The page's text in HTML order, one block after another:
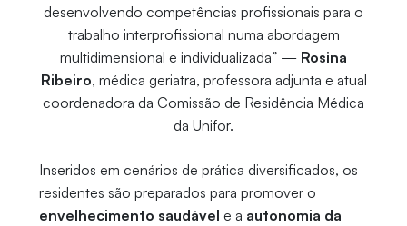
desenvolvendo competências profissionais para o
trabalho interprofissional numa abordagem
multidimensional e individualizada” — Rosina
Ribeiro, médica geriatra, professora adjunta e atual
coordenadora da Comissão de Residência Médica
da Unifor.
Inseridos em cenários de prática diversificados, os
residentes são preparados para promover o
envelhecimento saudável e a autonomia da